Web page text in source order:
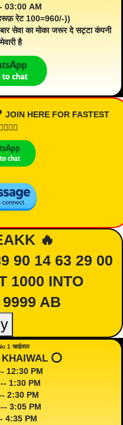
03:00 AM
रेट 100=960/-))
सेवा का मोका जरूर दे सट्टा कंपनी
है
JOIN HERE FOR FASTEST
🔥
90 14 63 29 00
1000 INTO
AB
1 खाईवाल
⭕️
12:30 PM
1:30 PM
2:30 PM
3:05 PM
4:35 PM